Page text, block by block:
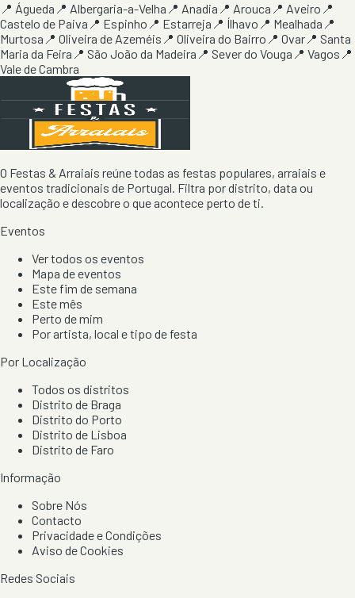
📍 Águeda 📍 Albergaria-a-Velha 📍 Anadia 📍 Arouca 📍 Aveiro 📍
Castelo de Paiva 📍 Espinho 📍 Estarreja 📍 Ílhavo 📍 Mealhada 📍
Murtosa 📍 Oliveira de Azeméis 📍 Oliveira do Bairro 📍 Ovar 📍 Santa
Maria da Feira 📍 São João da Madeira 📍 Sever do Vouga 📍 Vagos 📍
Vale de Cambra
O Festas & Arraiais reúne todas as festas populares, arraiais e
eventos tradicionais de Portugal. Filtra por distrito, data ou
localização e descobre o que acontece perto de ti.
Eventos
Ver todos os eventos
Mapa de eventos
Este fim de semana
Este mês
Perto de mim
Por artista, local e tipo de festa
Por Localização
Todos os distritos
Distrito de Braga
Distrito do Porto
Distrito de Lisboa
Distrito de Faro
Informação
Sobre Nós
Contacto
Privacidade e Condições
Aviso de Cookies
Redes Sociais